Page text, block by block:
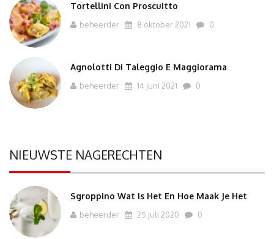
Tortellini Con Proscuitto
beheerder 8 oktober 2021 0
Agnolotti Di Taleggio E Maggiorama
beheerder 14 juni 2021 0
NIEUWSTE NAGERECHTEN
Sgroppino Wat Is Het En Hoe Maak Je Het
beheerder 25 juli 2020 0